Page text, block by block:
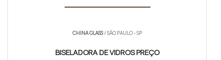
CHINA GLASS/ SÃO PAULO - SP
BISELADORA DE VIDROS PREÇO